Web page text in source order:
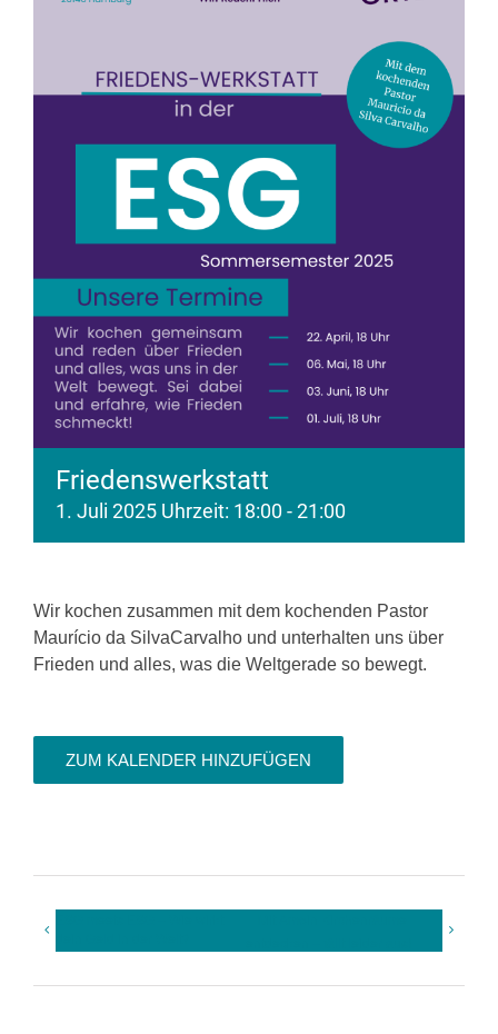
Friedenswerkstatt
1. Juli 2025 Uhrzeit: 18:00-21:00
Wir kochen zusammen mit dem kochenden Pastor
Maurício da SilvaCarvalho und unterhalten uns über
Frieden und alles, was die Weltgerade so bewegt.
ZUM KALENDER HINZUFÜGEN